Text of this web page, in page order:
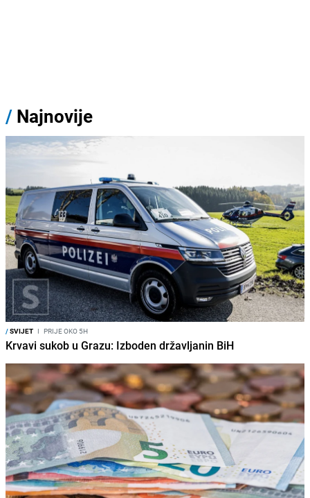
/ Najnovije
/SVIJET I PRIJE OKO 5H
Krvavi sukob u Grazu: Izboden državljanin BiH